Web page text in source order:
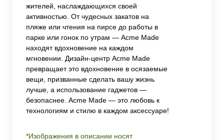
жителей, наслаждающихся своей
активностью. От чудесных закатов на
пляже или чтения на пирсе до работы в
парке или гонок по утрам — Acme Made
находят вдохновение на каждом
мгновении. Дизайн-центр Acme Made
превращает это вдохновение в осязаемые
вещи, призванные сделать вашу жизнь
лучше, а использование гаджетов —
безопаснее. Acme Made — это любовь к
технологиям и стилю в каждом аксессуаре!
*Изображения в описании носят